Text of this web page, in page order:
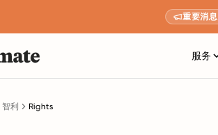
重要消息
服务
智利 Rights